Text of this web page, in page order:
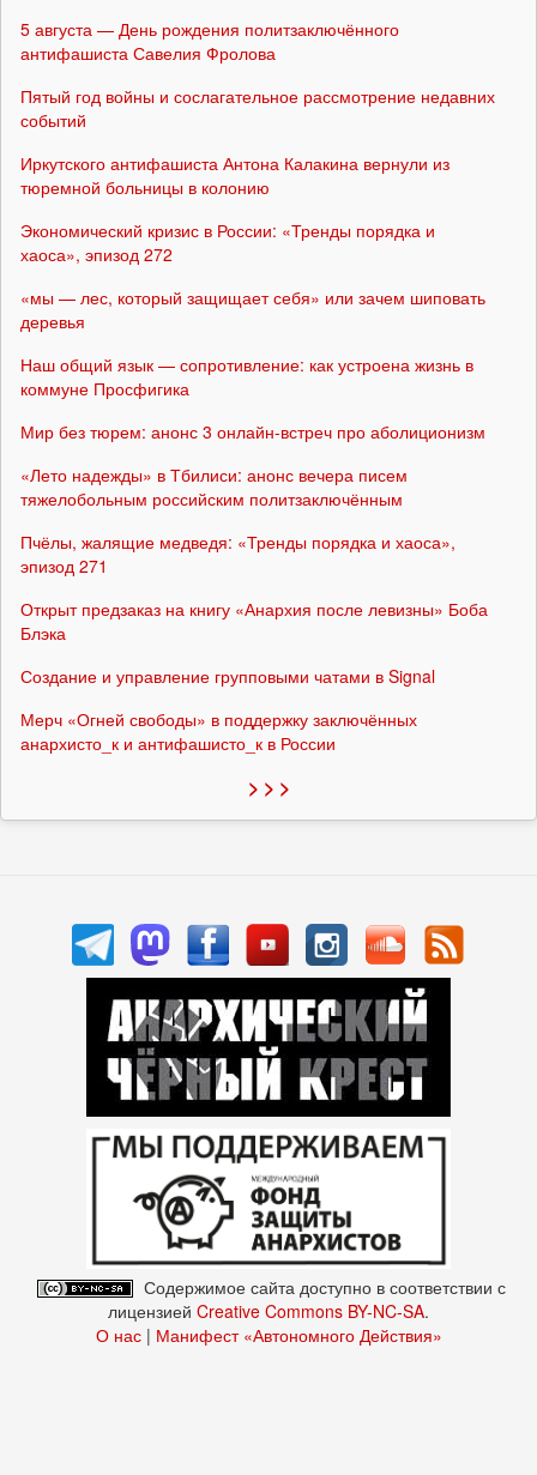
5 августа — День рождения политзаключённого
антифашиста Савелия Фролова
Пятый год войны и сослагательное рассмотрение недавних
событий
Иркутского антифашиста Антона Калакина вернули из
тюремной больницы в колонию
Экономический кризис в России: «Тренды порядка и
хаоса», эпизод 272
«мы — лес, который защищает себя» или зачем шиповать
деревья
Наш общий язык — сопротивление: как устроена жизнь в
коммуне Просфигика
Мир без тюрем: анонс 3 онлайн-встреч про аболиционизм
«Лето надежды» в Тбилиси: анонс вечера писем
тяжелобольным российским политзаключённым
Пчёлы, жалящие медведя: «Тренды порядка и хаоса»,
эпизод 271
Открыт предзаказ на книгу «Анархия после левизны» Боба
Блэка
Создание и управление групповыми чатами в Signal
Мерч «Огней свободы» в поддержку заключённых
анархисто_к и антифашисто_к в России
> > >
Содержимое сайта доступно в соответствии с
лицензией Creative Commons BY-NC-SA.
О нас| Манифест «Автономного Действия»